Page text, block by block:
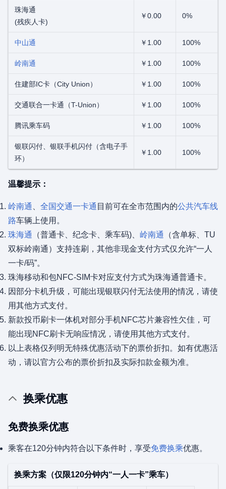
珠海通
(残疾人卡)
￥0.00 0%
中山通 ￥1.00 100%
岭南通 ￥1.00 100%
住建部IC卡（City Union） ￥1.00 100%
交通联合一卡通（T-Union） ￥1.00 100%
腾讯乘车码 ￥1.00 100%
银联闪付、银联手机闪付（含电子手
环）
￥1.00 100%
温馨提示：
岭南通 全国交通一卡通 目前可在全市范围内的公共汽车线
路车辆上使用。
珠海通
（普通卡、纪念卡、乘车码)、 岭南通
（含单标、TU
双标岭南通）支持连刷，其他非现金支付方式仅允许“一人
一卡/码”。
珠海移动和包NFC-SIM卡对应支付方式为珠海通普通卡。
因部分卡机升级，可能出现银联闪付无法使用的情况，请使
用其他方式支付。
新款投币刷卡一体机对部分手机NFC芯片兼容性欠佳，可
能出现NFC刷卡无响应情况，请使用其他方式支付。
以上表格仅列明无特殊优惠活动下的票价折扣。如有优惠活
动，请以官方公布的票价折扣及实际扣款金额为准。
换乘优惠
免费换乘优惠
乘客在120分钟内符合以下条件时，享受免费换乘优惠。
换乘方案（仅限120分钟内“一人一卡”乘车）